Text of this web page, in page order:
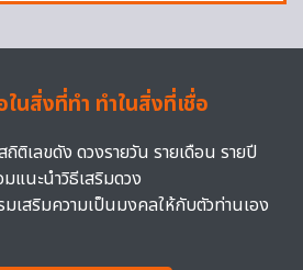
นสิ่งที่ทำ ทำในสิ่งที่เชื่อ
ติเลขดัง ดวงรายวัน รายเดือน รายปี
แนะนำวิธีเสริมดวง
เสริมความเป็นมงคลให้กับตัวท่านเอง